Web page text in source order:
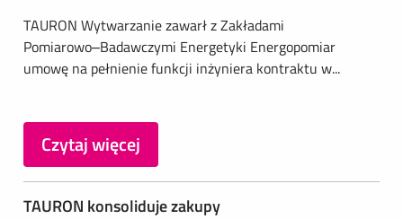
TAURON Wytwarzanie zawarł z Zakładami
Pomiarowo–Badawczymi Energetyki Energopomiar
umowę na pełnienie funkcji inżyniera kontraktu w...
Czytaj więcej
TAURON konsoliduje zakupy